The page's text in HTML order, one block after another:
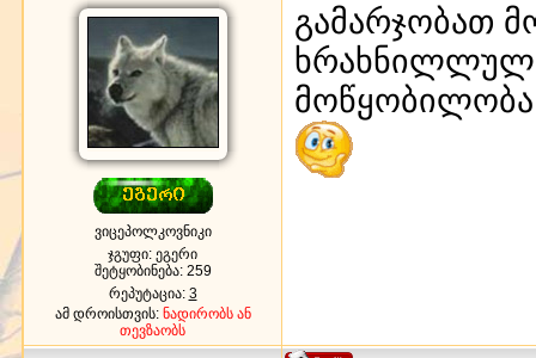
ვიცეპოლკოვნიკი
ჯგუფი: ეგერი
შეტყობინება: 259
რეპუტაცია: 3
ამ დროისთვის: ნადირობს ან
თევზაობს
გამარჯობათ
მოწყობილობა